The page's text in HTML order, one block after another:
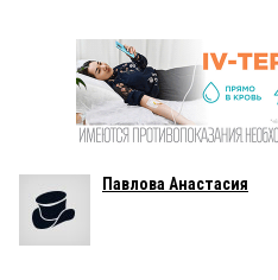
Павлова Анастасия